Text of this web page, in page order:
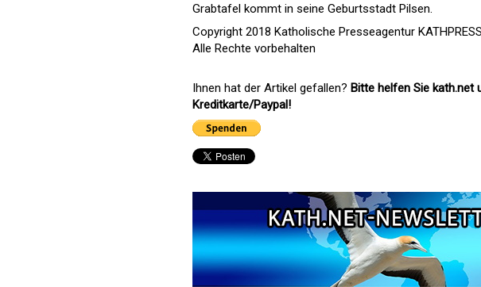
Grabtafel kommt in seine Geburtsstadt Pilsen.
Copyright 2018 Katholische Presseagentur
Alle Rechte vorbehalten
Ihnen hat der Artikel gefallen? Bitte helfen Sie kath.net
Kreditkarte/Paypal!